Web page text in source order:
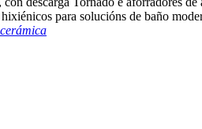
para solucións de baño